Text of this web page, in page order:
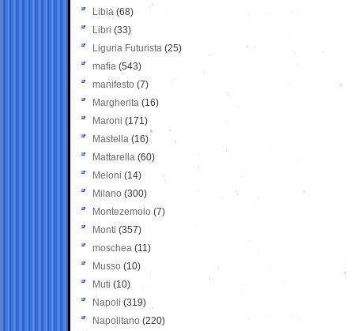
Libia (68)
Libri (33)
Liguria Futurista (25)
mafia (543)
manifesto (7)
Margherita (16)
Maroni (171)
Mastella (16)
Mattarella (60)
Meloni (14)
Milano (300)
Montezemolo (7)
Monti (357)
moschea (11)
Musso (10)
Muti (10)
Napoli (319)
Napolitano (220)